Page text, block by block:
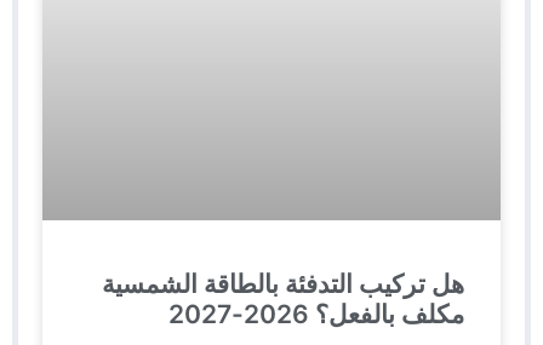
هل تركيب التدفئة بالطاقة الشمسية
مكلف بالفعل؟ 2026-2027